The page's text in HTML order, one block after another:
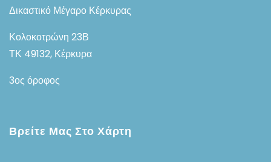
Δικαστικό Μέγαρο Κέρκυρας
Κολοκοτρώνη 23Β
ΤΚ 49132, Κέρκυρα
3ος όροφος
Βρείτε Μας Στο Χάρτη